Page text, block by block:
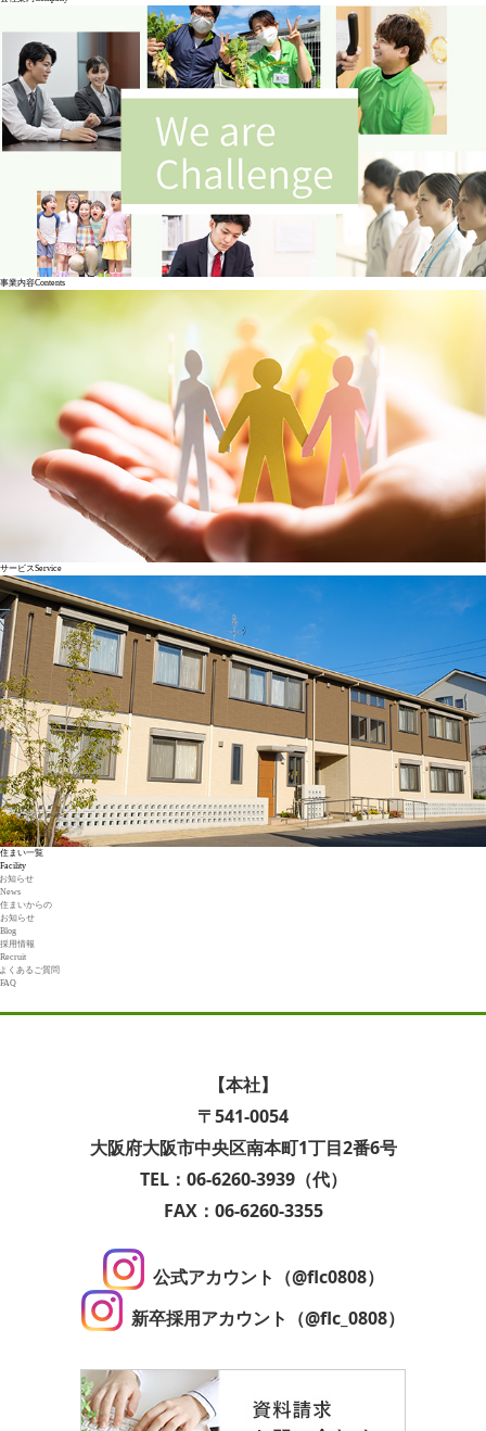
事業内容Contents
サービスService
住まい一覧
Facility
お知らせ
News
住まいからの
お知らせ
Blog
採用情報
Recruit
よくあるご質問
FAQ
【本社】
〒541-0054
大阪府大阪市中央区南本町1丁目2番6号
TEL：06-6260-3939（代）
FAX：06-6260-3355
公式アカウント（@flc0808）
新卒採用アカウント（@flc_0808）